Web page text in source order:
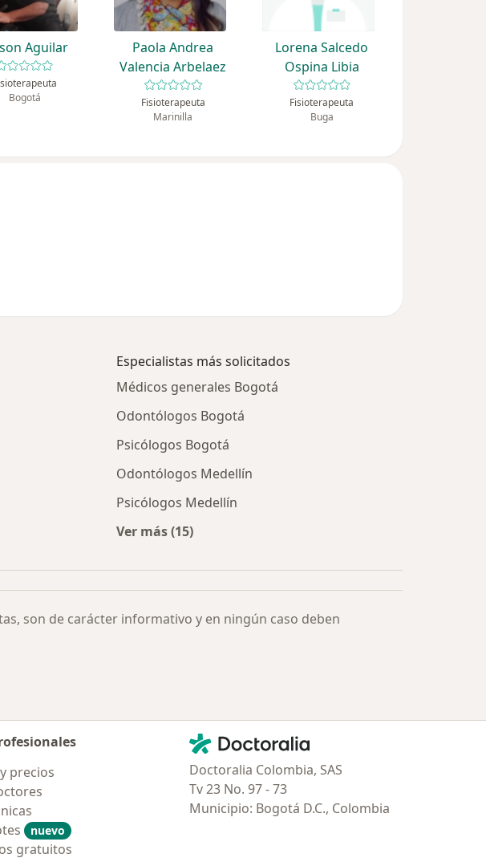
Aguilar
Bogotá
Paola Andrea
Valencia Arbelaez
Fisioterapeuta
Marinilla
Lorena Salcedo
Ospina Libia
Fisioterapeuta
Buga
Especialistas más solicitados
Médicos generales Bogotá
Odontólogos Bogotá
Psicólogos Bogotá
Odontólogos Medellín
Psicólogos Medellín
Ver más (15)
son de carácter informativo y en ningún caso deben
precios
nuevo
gratuitos
Contacto
Doctoralia - Página de inicio
Doctoralia Colombia, SAS
Tv 23 No. 97 - 73
Municipio: Bogotá D.C., Colombia